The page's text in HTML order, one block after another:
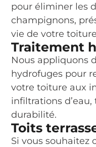
pour éliminer les
champignons,
vie de votre
Traitement
Nous appliquons
hydrofuges pour
votre toiture aux
infiltrations
durabilité.
Toits
Si vous souhaitez